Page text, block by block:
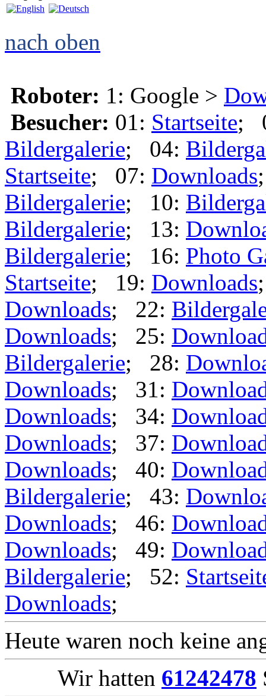
nach oben
Roboter: 1: Google >
Besucher: 01: Startseite;
Bildergalerie; 04:
Startseite; 07: Downloads
Bildergalerie; 10:
Bildergalerie; 13:
Bildergalerie; 16: Photo
Startseite; 19: Downloads
Downloads; 22:
Downloads; 25:
Bildergalerie; 28:
Downloads; 31:
Downloads; 34:
Downloads; 37:
Downloads; 40:
Bildergalerie; 43:
Downloads; 46:
Downloads; 49:
Bildergalerie; 52:
Downloads;
Heute waren noch keine
Wir hatten 61242478